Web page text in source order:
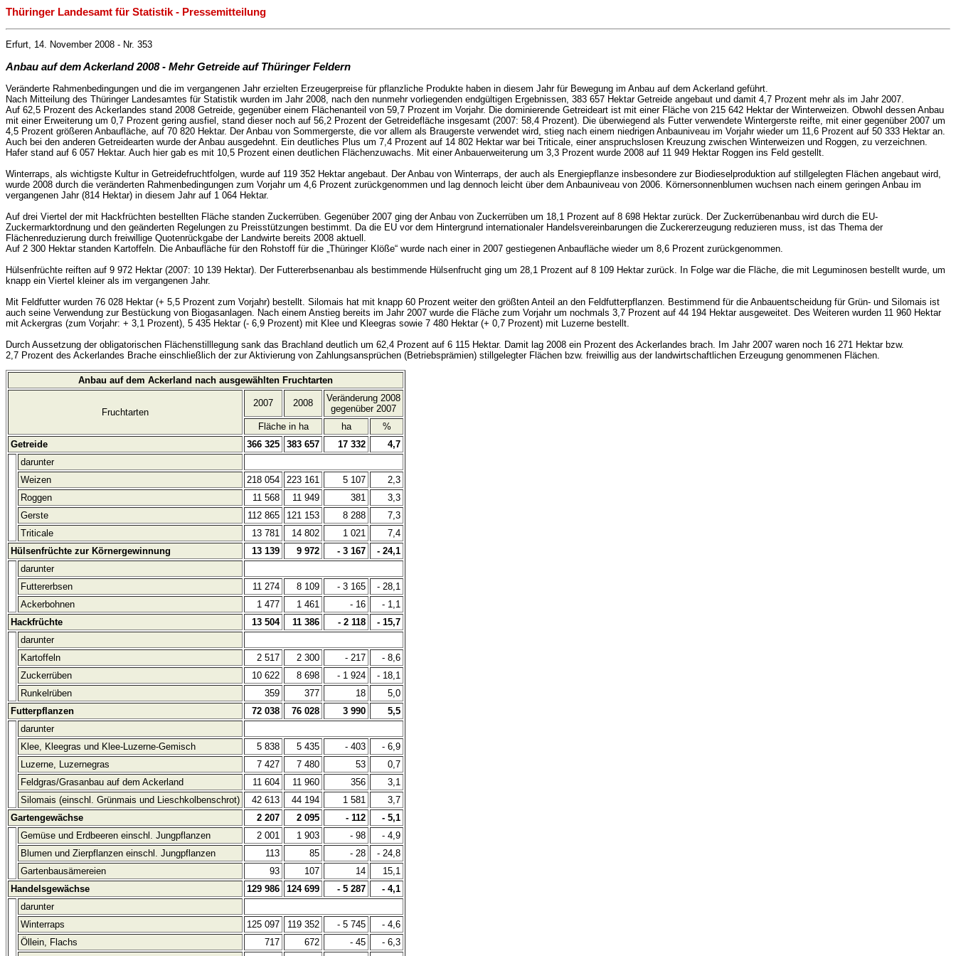
Thüringer Landesamt für Statistik - Pressemitteilung
Erfurt, 14. November 2008 - Nr. 353
Anbau auf dem Ackerland 2008 - Mehr Getreide auf Thüringer Feldern
Veränderte Rahmenbedingungen und die im vergangenen Jahr erzielten Erzeugerpreise für pflanzliche Produkte haben in diesem Jahr für Bewegung im Anbau auf dem Ackerland geführt.
Nach Mitteilung des Thüringer Landesamtes für Statistik wurden im Jahr 2008, nach den nunmehr vorliegenden endgültigen Ergebnissen, 383 657 Hektar Getreide angebaut und damit 4,7 Prozent mehr als im Jahr 2007.
Auf 62,5 Prozent des Ackerlandes stand 2008 Getreide, gegenüber einem Flächenanteil von 59,7 Prozent im Vorjahr. Die dominierende Getreideart ist mit einer Fläche von 215 642 Hektar der Winterweizen. Obwohl dessen Anbau
mit einer Erweiterung um 0,7 Prozent gering ausfiel, stand dieser noch auf 56,2 Prozent der Getreidefläche insgesamt (2007: 58,4 Prozent). Die überwiegend als Futter verwendete Wintergerste reifte, mit einer gegenüber 2007 um
4,5 Prozent größeren Anbaufläche, auf 70 820 Hektar. Der Anbau von Sommergerste, die vor allem als Braugerste verwendet wird, stieg nach einem niedrigen Anbauniveau im Vorjahr wieder um 11,6 Prozent auf 50 333 Hektar an.
Auch bei den anderen Getreidearten wurde der Anbau ausgedehnt. Ein deutliches Plus um 7,4 Prozent auf 14 802 Hektar war bei Triticale, einer anspruchslosen Kreuzung zwischen Winterweizen und Roggen, zu verzeichnen.
Hafer stand auf 6 057 Hektar. Auch hier gab es mit 10,5 Prozent einen deutlichen Flächenzuwachs. Mit einer Anbauerweiterung um 3,3 Prozent wurde 2008 auf 11 949 Hektar Roggen ins Feld gestellt.
Winterraps, als wichtigste Kultur in Getreidefruchtfolgen, wurde auf 119 352 Hektar angebaut. Der Anbau von Winterraps, der auch als Energiepflanze insbesondere zur Biodieselproduktion auf stillgelegten Flächen angebaut wird,
wurde 2008 durch die veränderten Rahmenbedingungen zum Vorjahr um 4,6 Prozent zurückgenommen und lag dennoch leicht über dem Anbauniveau von 2006. Körnersonnenblumen wuchsen nach einem geringen Anbau im
vergangenen Jahr (814 Hektar) in diesem Jahr auf 1 064 Hektar.
Auf drei Viertel der mit Hackfrüchten bestellten Fläche standen Zuckerrüben. Gegenüber 2007 ging der Anbau von Zuckerrüben um 18,1 Prozent auf 8 698 Hektar zurück. Der Zuckerrübenanbau wird durch die EU-
Zuckermarktordnung und den geänderten Regelungen zu Preisstützungen bestimmt. Da die EU vor dem Hintergrund internationaler Handelsvereinbarungen die Zuckererzeugung reduzieren muss, ist das Thema der
Flächenreduzierung durch freiwillige Quotenrückgabe der Landwirte bereits 2008 aktuell.
Auf 2 300 Hektar standen Kartoffeln. Die Anbaufläche für den Rohstoff für die „Thüringer Klöße“ wurde nach einer in 2007 gestiegenen Anbaufläche wieder um 8,6 Prozent zurückgenommen.
Hülsenfrüchte reiften auf 9 972 Hektar (2007: 10 139 Hektar). Der Futtererbsenanbau als bestimmende Hülsenfrucht ging um 28,1 Prozent auf 8 109 Hektar zurück. In Folge war die Fläche, die mit Leguminosen bestellt wurde, um
knapp ein Viertel kleiner als im vergangenen Jahr.
Mit Feldfutter wurden 76 028 Hektar (+ 5,5 Prozent zum Vorjahr) bestellt. Silomais hat mit knapp 60 Prozent weiter den größten Anteil an den Feldfutterpflanzen. Bestimmend für die Anbauentscheidung für Grün- und Silomais ist
auch seine Verwendung zur Bestückung von Biogasanlagen. Nach einem Anstieg bereits im Jahr 2007 wurde die Fläche zum Vorjahr um nochmals 3,7 Prozent auf 44 194 Hektar ausgeweitet. Des Weiteren wurden 11 960 Hektar
mit Ackergras (zum Vorjahr: + 3,1 Prozent), 5 435 Hektar (- 6,9 Prozent) mit Klee und Kleegras sowie 7 480 Hektar (+ 0,7 Prozent) mit Luzerne bestellt.
Durch Aussetzung der obligatorischen Flächenstilllegung sank das Brachland deutlich um 62,4 Prozent auf 6 115 Hektar. Damit lag 2008 ein Prozent des Ackerlandes brach. Im Jahr 2007 waren noch 16 271 Hektar bzw.
2,7 Prozent des Ackerlandes Brache einschließlich der zur Aktivierung von Zahlungsansprüchen (Betriebsprämien) stillgelegter Flächen bzw. freiwillig aus der landwirtschaftlichen Erzeugung genommenen Flächen.
Anbau auf dem Ackerland nach ausgewählten Fruchtarten
Fruchtarten
2007 2008
Veränderung 2008
gegenüber 2007
Fläche in ha
ha
%
Getreide
366 325 383 657 17 332
4,7
darunter
Weizen
218 054 223 161 5 107
2,3
Roggen
11 568 11 949 381
3,3
Gerste
112 865 121 153 8 288
7,3
Triticale
13 781 14 802 1 021
7,4
Hülsenfrüchte zur Körnergewinnung
13 139 9 972 - 3 167
- 24,1
darunter
Futtererbsen
11 274 8 109 - 3 165
- 28,1
Ackerbohnen
1 477 1 461 - 16
- 1,1
Hackfrüchte
13 504 11 386 - 2 118
- 15,7
darunter
Kartoffeln
2 517 2 300 - 217
- 8,6
Zuckerrüben
10 622 8 698 - 1 924
- 18,1
Runkelrüben
359 377 18
5,0
Futterpflanzen
72 038 76 028 3 990
5,5
darunter
Klee, Kleegras und Klee-Luzerne-Gemisch
5 838 5 435 - 403
- 6,9
Luzerne, Luzernegras
7 427 7 480 53
0,7
Feldgras/Grasanbau auf dem Ackerland
11 604 11 960 356
3,1
Silomais (einschl. Grünmais und Lieschkolbenschrot)
42 613 44 194 1 581
3,7
Gartengewächse
2 207 2 095 - 112
- 5,1
Gemüse und Erdbeeren einschl. Jungpflanzen
2 001 1 903 - 98
- 4,9
Blumen und Zierpflanzen einschl. Jungpflanzen
113 85 - 28
- 24,8
Gartenbausämereien
93 107 14
15,1
Handelsgewächse
129 986 124 699 - 5 287
- 4,1
darunter
Winterraps
125 097 119 352 - 5 745
- 4,6
Öllein, Flachs
717 672 - 45
- 6,3